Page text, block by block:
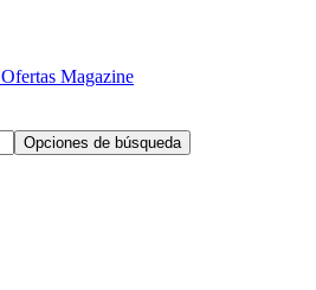
Ofertas Magazine
Opciones de búsqueda